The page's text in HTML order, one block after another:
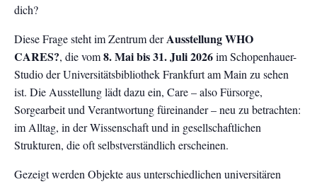
dich?
Diese Frage steht im Zentrum derAusstellung WHO
CARES?, die vom8. Mai bis 31. Juli 2026im Schopenhauer-
Studio der Universitätsbibliothek Frankfurt am Main zu sehen
ist. Die Ausstellung lädt dazu ein, Care – also Fürsorge,
Sorgearbeit und Verantwortung füreinander – neu zu betrachten:
im Alltag, in der Wissenschaft und in gesellschaftlichen
Strukturen, die oft selbstverständlich erscheinen.
Gezeigt werden Objekte aus unterschiedlichen universitären